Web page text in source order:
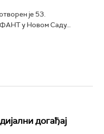
је 53.
у Новом Саду...
догађај